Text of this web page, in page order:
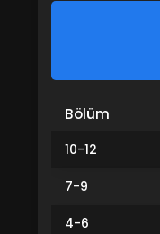
Bölüm
10-12
7-9
4-6